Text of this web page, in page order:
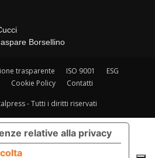
Borsellino
trasparente ISO 9001
ESG
Cookie Policy Contatti
- Tutti i diritti riservati
relative alla privacy